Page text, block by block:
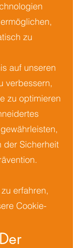
zu
auf unseren
verbessern,
zu optimieren
der Sicherheit
erfahren,
Cookie-